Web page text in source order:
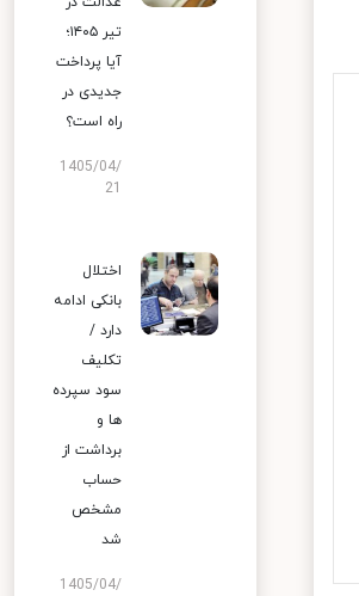
تیر ۱۴۰۵؛
آیا پرداخت
جدیدی در
راه است؟
1405/04/
اختلال
بانکی ادامه
دارد /
تکلیف
سود سپرده
ها و
برداشت از
حساب
مشخص
شد
1405/04/